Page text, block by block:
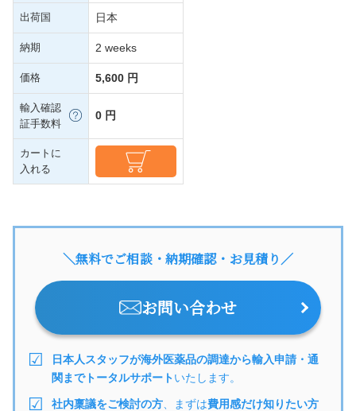
出荷国 日本
納期 2 weeks
価格 5,600 円
輸入確認
証手数料
0 円
カートに
入れる
＼無料でご相談・納期確認・お見積り／
お問い合わせ
日本人スタッフが海外医薬品の調達から輸入申請・通
関までトータルサポートいたします。
社内稟議をご検討の方 、まずは費用感だけ知りたい方